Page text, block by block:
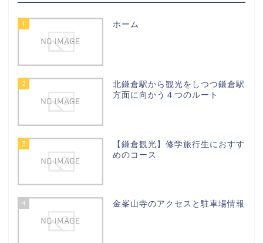
1 ホーム
2
北鎌倉駅から観光をしつつ鎌倉駅
方面に向かう４つのルート
3
【鎌倉観光】修学旅行生におすす
めのコース
4 金峯山寺のアクセスと駐車場情報